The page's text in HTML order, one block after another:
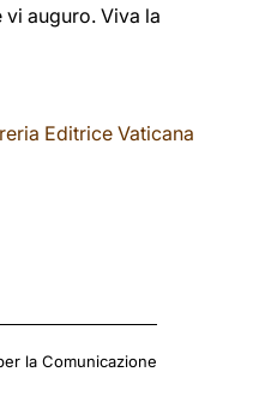
vi auguro. Viva la
Editrice Vaticana
la Comunicazione